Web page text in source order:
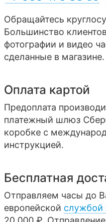
Обращайтесь
Большинство
фотографии и видео
сделанные в магазине.
Оплата картой
Предоплата
платежный шлюз
коробке с
инструкцией.
Бесплатная
Отправляем часы до
европейской службой